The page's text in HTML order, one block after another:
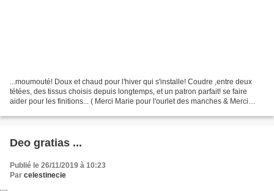
...moumouté! Doux et chaud pour l'hiver qui s'installe! Coudre ,entre deux
tétées, des tissus choisis depuis longtemps, et un patron parfait! se faire
aider pour les finitions... ( Merci Marie pour l'ourlet des manches & Merci
Deo gratias ...
Publié le 26/11/2019 à 10:23
Par celestinecie